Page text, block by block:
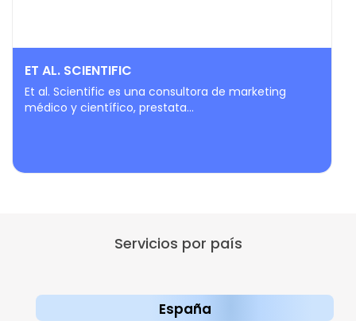
ET AL. SCIENTIFIC
Et al. Scientific es una consultora de marketing
médico y científico, prestata...
Servicios por país
España